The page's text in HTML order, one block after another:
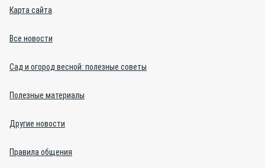
Карта сайта
Все новости
Сад и огород весной: полезные советы
Полезные материалы
Другие новости
Правила общения